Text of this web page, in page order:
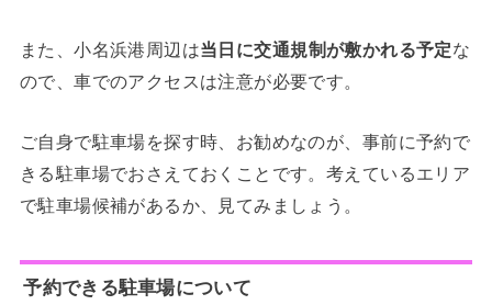
また、小名浜港周辺は当日に交通規制が敷かれる予定な
ので、車でのアクセスは注意が必要です。
ご自身で駐車場を探す時、お勧めなのが、事前に予約で
きる駐車場でおさえておくことです。考えているエリア
で駐車場候補があるか、見てみましょう。
予約できる駐車場について